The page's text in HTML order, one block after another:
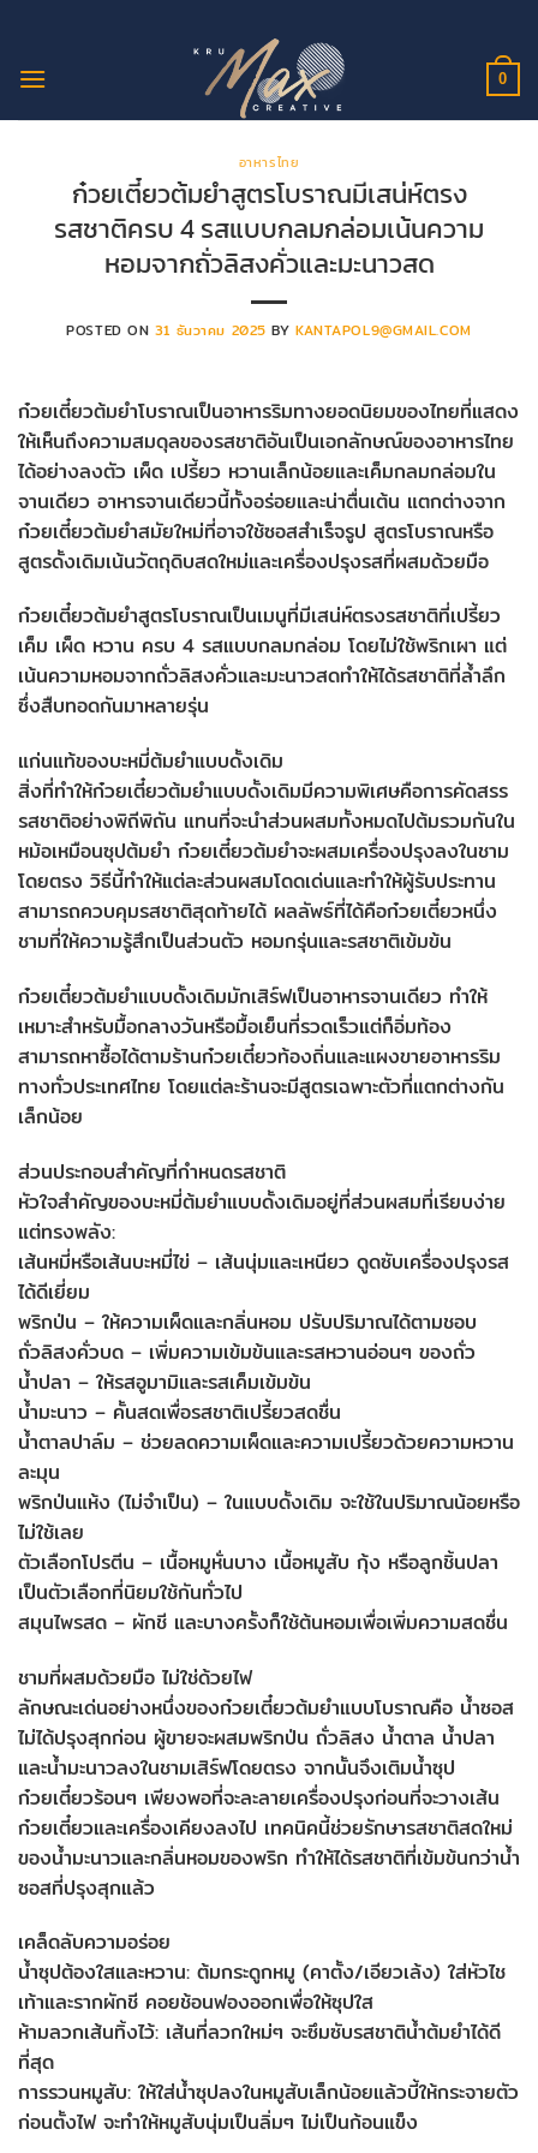
ยัง
0
อาหารไทย
ก๋วยเตี๋ยวต้มยำสูตรโบราณมีเสน่ห์ตรง
รสชาติครบ 4 รสแบบกลมกล่อมเน้นความ
หอมจากถั่วลิสงคั่วและมะนาวสด
POSTED ON 31 ธันวาคม 2025 BYKANTAPOL9@GMAIL.COM
ก๋วยเตี๋ยวต้มยำโบราณเป็นอาหารริมทางยอดนิยมของไทยที่แสดง
ให้เห็นถึงความสมดุลของรสชาติอันเป็นเอกลักษณ์ของอาหารไทย
ได้อย่างลงตัว เผ็ด เปรี้ยว หวานเล็กน้อยและเค็มกลมกล่อมใน
จานเดียว อาหารจานเดียวนี้ทั้งอร่อยและน่าตื่นเต้น แตกต่างจาก
ก๋วยเตี๋ยวต้มยำสมัยใหม่ที่อาจใช้ซอสสำเร็จรูป สูตรโบราณหรือ
สูตรดั้งเดิมเน้นวัตถุดิบสดใหม่และเครื่องปรุงรสที่ผสมด้วยมือ
ก๋วยเตี๋ยวต้มยำสูตรโบราณเป็นเมนูที่มีเสน่ห์ตรงรสชาติที่เปรี้ยว
เค็ม เผ็ด หวาน ครบ 4 รสแบบกลมกล่อม โดยไม่ใช้พริกเผา แต่
เน้นความหอมจากถั่วลิสงคั่วและมะนาวสดทำให้ได้รสชาติที่ล้ำลึก
ซึ่งสืบทอดกันมาหลายรุ่น
แก่นแท้ของบะหมี่ต้มยำแบบดั้งเดิม
สิ่งที่ทำให้ก๋วยเตี๋ยวต้มยำแบบดั้งเดิมมีความพิเศษคือการคัดสรร
รสชาติอย่างพิถีพิถัน แทนที่จะนำส่วนผสมทั้งหมดไปต้มรวมกันใน
หม้อเหมือนซุปต้มยำ ก๋วยเตี๋ยวต้มยำจะผสมเครื่องปรุงลงในชาม
โดยตรง วิธีนี้ทำให้แต่ละส่วนผสมโดดเด่นและทำให้ผู้รับประทาน
สามารถควบคุมรสชาติสุดท้ายได้ ผลลัพธ์ที่ได้คือก๋วยเตี๋ยวหนึ่ง
ชามที่ให้ความรู้สึกเป็นส่วนตัว หอมกรุ่นและรสชาติเข้มข้น
ก๋วยเตี๋ยวต้มยำแบบดั้งเดิมมักเสิร์ฟเป็นอาหารจานเดียว ทำให้
เหมาะสำหรับมื้อกลางวันหรือมื้อเย็นที่รวดเร็วแต่ก็อิ่มท้อง
สามารถหาซื้อได้ตามร้านก๋วยเตี๋ยวท้องถิ่นและแผงขายอาหารริม
ทางทั่วประเทศไทย โดยแต่ละร้านจะมีสูตรเฉพาะตัวที่แตกต่างกัน
เล็กน้อย
ส่วนประกอบสำคัญที่กำหนดรสชาติ
หัวใจสำคัญของบะหมี่ต้มยำแบบดั้งเดิมอยู่ที่ส่วนผสมที่เรียบง่าย
แต่ทรงพลัง:
เส้นหมี่หรือเส้นบะหมี่ไข่ – เส้นนุ่มและเหนียว ดูดซับเครื่องปรุงรส
ได้ดีเยี่ยม
พริกป่น – ให้ความเผ็ดและกลิ่นหอม ปรับปริมาณได้ตามชอบ
ถั่วลิสงคั่วบด – เพิ่มความเข้มข้นและรสหวานอ่อนๆ ของถั่ว
น้ำปลา – ให้รสอูมามิและรสเค็มเข้มข้น
น้ำมะนาว – คั้นสดเพื่อรสชาติเปรี้ยวสดชื่น
น้ำตาลปาล์ม – ช่วยลดความเผ็ดและความเปรี้ยวด้วยความหวาน
ละมุน
พริกป่นแห้ง (ไม่จำเป็น) – ในแบบดั้งเดิม จะใช้ในปริมาณน้อยหรือ
ไม่ใช้เลย
ตัวเลือกโปรตีน – เนื้อหมูหั่นบาง เนื้อหมูสับ กุ้ง หรือลูกชิ้นปลา
เป็นตัวเลือกที่นิยมใช้กันทั่วไป
สมุนไพรสด – ผักชี และบางครั้งก็ใช้ต้นหอมเพื่อเพิ่มความสดชื่น
ชามที่ผสมด้วยมือ ไม่ใช่ด้วยไฟ
ลักษณะเด่นอย่างหนึ่งของก๋วยเตี๋ยวต้มยำแบบโบราณคือ น้ำซอส
ไม่ได้ปรุงสุกก่อน ผู้ขายจะผสมพริกป่น ถั่วลิสง น้ำตาล น้ำปลา
และน้ำมะนาวลงในชามเสิร์ฟโดยตรง จากนั้นจึงเติมน้ำซุป
ก๋วยเตี๋ยวร้อนๆ เพียงพอที่จะละลายเครื่องปรุงก่อนที่จะวางเส้น
ก๋วยเตี๋ยวและเครื่องเคียงลงไป เทคนิคนี้ช่วยรักษารสชาติสดใหม่
ของน้ำมะนาวและกลิ่นหอมของพริก ทำให้ได้รสชาติที่เข้มข้นกว่าน้ำ
ซอสที่ปรุงสุกแล้ว
เคล็ดลับความอร่อย
น้ำซุปต้องใสและหวาน: ต้มกระดูกหมู (คาตั้ง/เอียวเล้ง) ใส่หัวไช
เท้าและรากผักชี คอยช้อนฟองออกเพื่อให้ซุปใส
ห้ามลวกเส้นทิ้งไว้: เส้นที่ลวกใหม่ๆ จะซึมซับรสชาติน้ำต้มยำได้ดี
ที่สุด
การรวนหมูสับ: ให้ใส่น้ำซุปลงในหมูสับเล็กน้อยแล้วบี้ให้กระจายตัว
ก่อนตั้งไฟ จะทำให้หมูสับนุ่มเป็นลิ่มๆ ไม่เป็นก้อนแข็ง